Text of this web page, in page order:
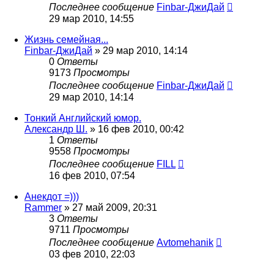
Последнее сообщение Finbar-ДжиДай
29 мар 2010, 14:55
Жизнь семейная...
Finbar-ДжиДай » 29 мар 2010, 14:14
0 Ответы
9173 Просмотры
Последнее сообщение Finbar-ДжиДай
29 мар 2010, 14:14
Тонкий Английский юмор.
Александр Ш. » 16 фев 2010, 00:42
1 Ответы
9558 Просмотры
Последнее сообщение FILL
16 фев 2010, 07:54
Анекдот =)))
Rammer » 27 май 2009, 20:31
3 Ответы
9711 Просмотры
Последнее сообщение Avtomehanik
03 фев 2010, 22:03